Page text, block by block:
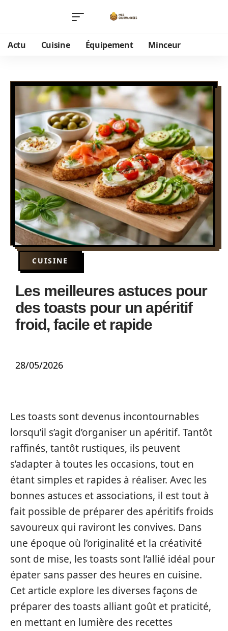
Actu Cuisine Équipement Minceur
CUISINE
Les meilleures astuces pour
des toasts pour un apéritif
froid, facile et rapide
28/05/2026
Les toasts sont devenus incontournables
lorsqu’il s’agit d’organiser un apéritif. Tantôt
raffinés, tantôt rustiques, ils peuvent
s’adapter à toutes les occasions, tout en
étant simples et rapides à réaliser. Avec les
bonnes astuces et associations, il est tout à
fait possible de préparer des apéritifs froids
savoureux qui raviront les convives. Dans
une époque où l’originalité et la créativité
sont de mise, les toasts sont l’allié idéal pour
épater sans passer des heures en cuisine.
Cet article explore les diverses façons de
préparer des toasts alliant goût et praticité,
en mettant en lumière des recettes